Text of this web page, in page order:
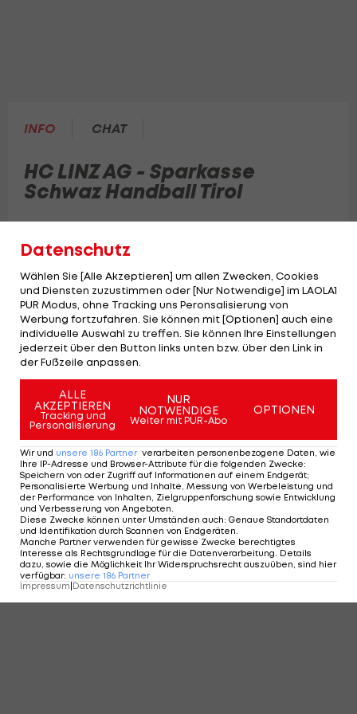
INFO CHAT
HC LINZ AG - Sparkasse
Schwaz Handball Tirol
Stahlstädter empfangen in der 1. Runde
Schwaz. Kommentator: JC Poppe, Experte:
Peter Schildhammer
Datenschutz
Wählen Sie [Alle Akzeptieren] um allen Zwecken, Cookies
und Diensten zuzustimmen oder [Nur Notwendige] im LAOLA1
PUR Modus, ohne Tracking uns Peronsalisierung von
Werbung fortzufahren. Sie können mit [Optionen] auch eine
individuelle Auswahl zu treffen. Sie können Ihre Einstellungen
jederzeit über den Button links unten bzw. über den Link in
der Fußzeile anpassen.
ALLE
AKZEPTIEREN
Tracking und
Personalisierung
NUR
NOTWENDIGE
Weiter mit PUR-Abo
OPTIONEN
Wir und unsere 186 Partner verarbeiten personenbezogene Daten, wie
Ihre IP-Adresse und Browser-Attribute für die folgenden Zwecke:
Speichern von oder Zugriff auf Informationen auf einem Endgerät;
Personalisierte Werbung und Inhalte, Messung von Werbeleistung und
der Performance von Inhalten, Zielgruppenforschung sowie Entwicklung
und Verbesserung von Angeboten.
Diese Zwecke können unter Umständen auch: Genaue Standortdaten
und Identifikation durch Scannen von Endgeräten.
Manche Partner verwenden für gewisse Zwecke berechtigtes
Interesse als Rechtsgrundlage für die Datenverarbeitung. Details
dazu, sowie die Möglichkeit Ihr Widerspruchsrecht auszuüben, sind hier
verfügbar: unsere 186 Partner
Impressum Datenschutzrichtlinie